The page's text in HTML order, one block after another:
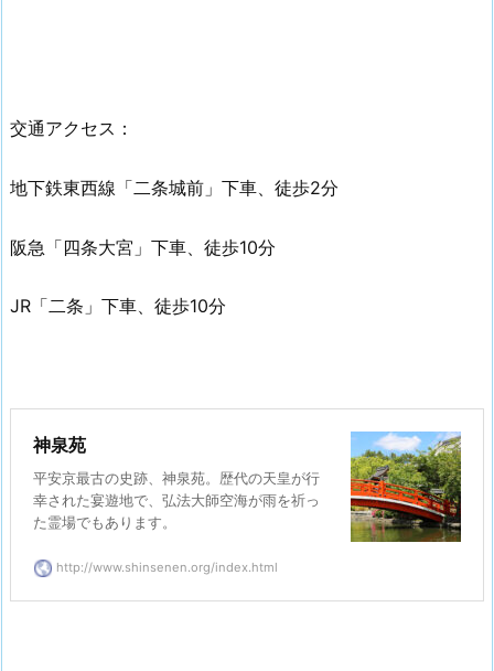
交通アクセス：
地下鉄東西線「二条城前」下車、徒歩2分
阪急「四条大宮」下車、徒歩10分
JR「二条」下車、徒歩10分
神泉苑
平安京最古の史跡、神泉苑。歴代の天皇が行
幸された宴遊地で、弘法大師空海が雨を祈っ
た霊場でもあります。
http://www.shinsenen.org/index.html